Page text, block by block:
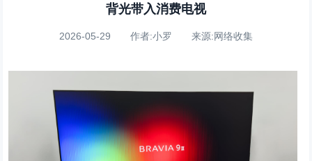
背光带入消费电视
2026-05-29 作者:小罗 来源:网络收集